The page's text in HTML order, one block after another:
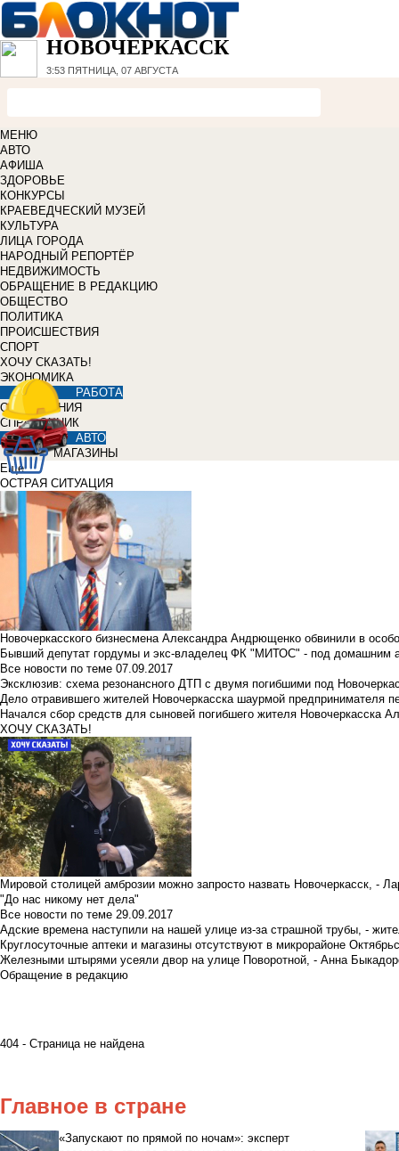
НОВОЧЕРКАССК
3:53 ПЯТНИЦА, 07 АВГУСТА
МЕНЮ
АВТО
АФИША
ЗДОРОВЬЕ
КОНКУРСЫ
КРАЕВЕДЧЕСКИЙ МУЗЕЙ
КУЛЬТУРА
ЛИЦА ГОРОДА
НАРОДНЫЙ РЕПОРТЁР
НЕДВИЖИМОСТЬ
ОБРАЩЕНИЕ В РЕДАКЦИЮ
ОБЩЕСТВО
ПОЛИТИКА
ПРОИСШЕСТВИЯ
СПОРТ
ХОЧУ СКАЗАТЬ!
ЭКОНОМИКА
РАБОТА
ОБЪЯВЛЕНИЯ
СПРАВОЧНИК
АВТО
МАГАЗИНЫ
Еще
ОСТРАЯ СИТУАЦИЯ
Новочеркасского бизнесмена Александра Андрющенко обвинили в
Бывший депутат гордумы и экс-владелец ФК "МИТОС" - под домашним
Все новости по теме 07.09.2017
Эксклюзив: схема резонансного ДТП с двумя погибшими под
Дело отравившего жителей Новочеркасска шаурмой предпринимателя
Начался сбор средств для сыновей погибшего жителя Новочеркасска
ХОЧУ СКАЗАТЬ!
Мировой столицей амброзии можно запросто назвать Новочеркасск, -
"До нас никому нет дела"
Все новости по теме 29.09.2017
Адские времена наступили на нашей улице из-за страшной трубы, -
Круглосуточные аптеки и магазины отсутствуют в микрорайоне
Железными штырями усеяли двор на улице Поворотной, - Анна
Обращение в редакцию
404 - Страница не найдена
Главное в стране
«Запускают по прямой по ночам»: эксперт